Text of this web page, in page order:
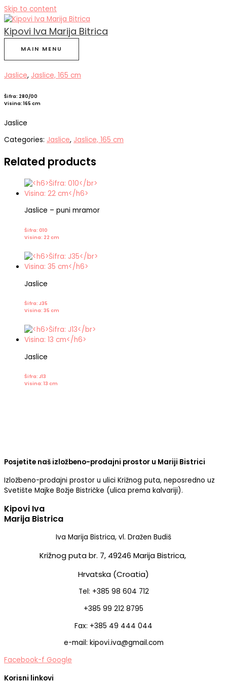
Skip to content
Kipovi Iva Marija Bitrica
MAIN MENU
Jaslice, Jaslice, 165 cm
Šifra: 280/00
Visina: 165 cm
Jaslice
Categories: Jaslice, Jaslice, 165 cm
Related products
Jaslice – puni mramor
Šifra: 010
Visina: 22 cm
Jaslice
Šifra: J35
Visina: 35 cm
Jaslice
Šifra: J13
Visina: 13 cm
Posjetite naš izložbeno-prodajni prostor u Mariji Bistrici
Izložbeno-prodajni prostor u ulici Križnog puta, neposredno uz
Svetište Majke Božje Bistričke (ulica prema kalvariji).
Kipovi Iva
Marija Bistrica
Iva Marija Bistrica, vl. Dražen Budiš
Križnog puta br. 7, 49246 Marija Bistrica,
Hrvatska (Croatia)
Tel: +385 98 604 712
+385 99 212 8795
Fax: +385 49 444 044
e-mail: kipovi.iva@gmail.com
Facebook-f Google
Korisni linkovi